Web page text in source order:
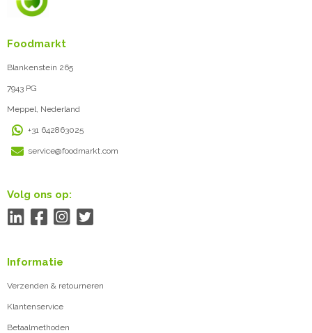
Foodmarkt
Blankenstein 265
7943 PG
Meppel, Nederland
+31 642863025
service@foodmarkt.com
Volg ons op:
Informatie
Verzenden & retourneren
Klantenservice
Betaalmethoden